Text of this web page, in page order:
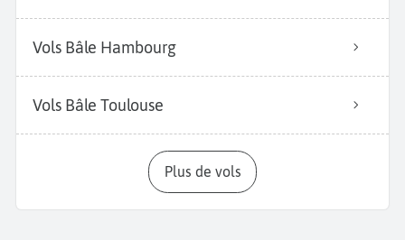
Vols Bâle Hambourg
Vols Bâle Toulouse
Plus de vols